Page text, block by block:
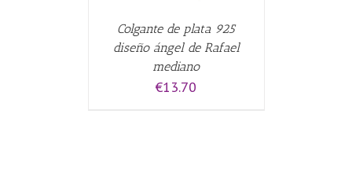
Colgante de plata 925
diseño ángel de Rafael
mediano
€13.70